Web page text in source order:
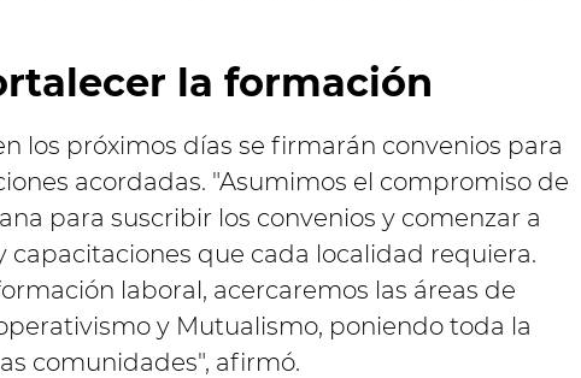
la formación
los próximos días se firmarán convenios para
acordadas. "Asumimos el compromiso de
para suscribir los convenios y comenzar a
capacitaciones que cada localidad requiera.
laboral, acercaremos las áreas de
y Mutualismo, poniendo toda la
comunidades", afirmó.